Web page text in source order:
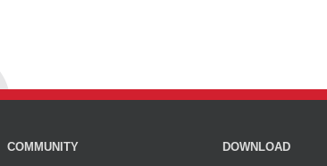
COMMUNITY DOWNLOAD